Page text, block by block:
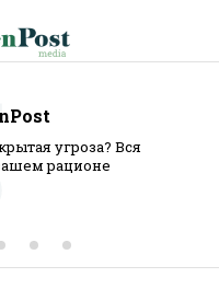
угроза? Вся
рационе